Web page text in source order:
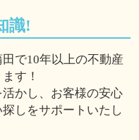
識!
で10年以上の不動産
す！
かし、お客様の安心
探しをサポートいたし